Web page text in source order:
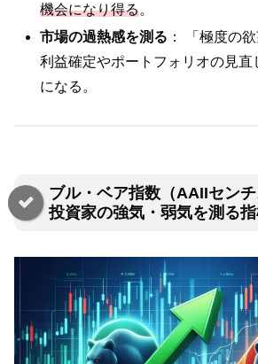
機会になり得る。
市場の過熱感を測る ： 「極度の
利益確定やポートフォリオの見直
になる。
ブル・ベア指数（AAIIセンチ
投資家の強気・弱気を測る